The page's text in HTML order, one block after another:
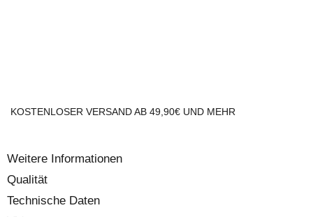
KOSTENLOSER VERSAND AB 49,90€ UND MEHR
Weitere Informationen
Qualität
Technische Daten